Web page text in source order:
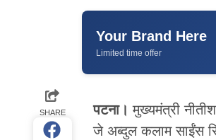
Your Brand Here
Limited time offer
SHARE पटना। मुख्यमंत्री
जे अब्दुल कलाम साईंस